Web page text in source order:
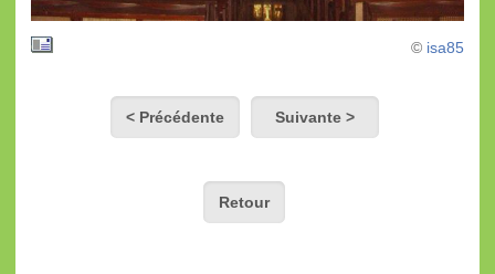
© isa85
< Précédente Suivante >
Retour